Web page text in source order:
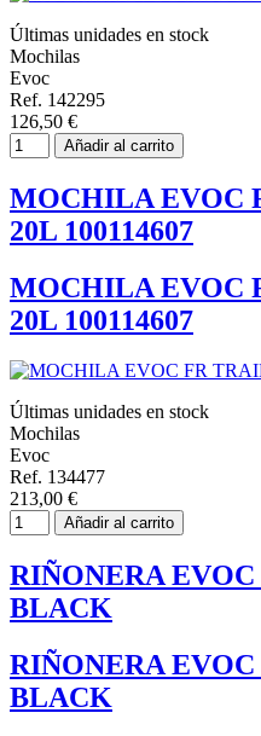
Últimas unidades en stock
Mochilas
Evoc
Ref. 142295
126,50 €
Añadir al carrito
MOCHILA EVOC
20L 100114607
MOCHILA EVOC
20L 100114607
Últimas unidades en stock
Mochilas
Evoc
Ref. 134477
213,00 €
Añadir al carrito
RIÑONERA
BLACK
RIÑONERA
BLACK